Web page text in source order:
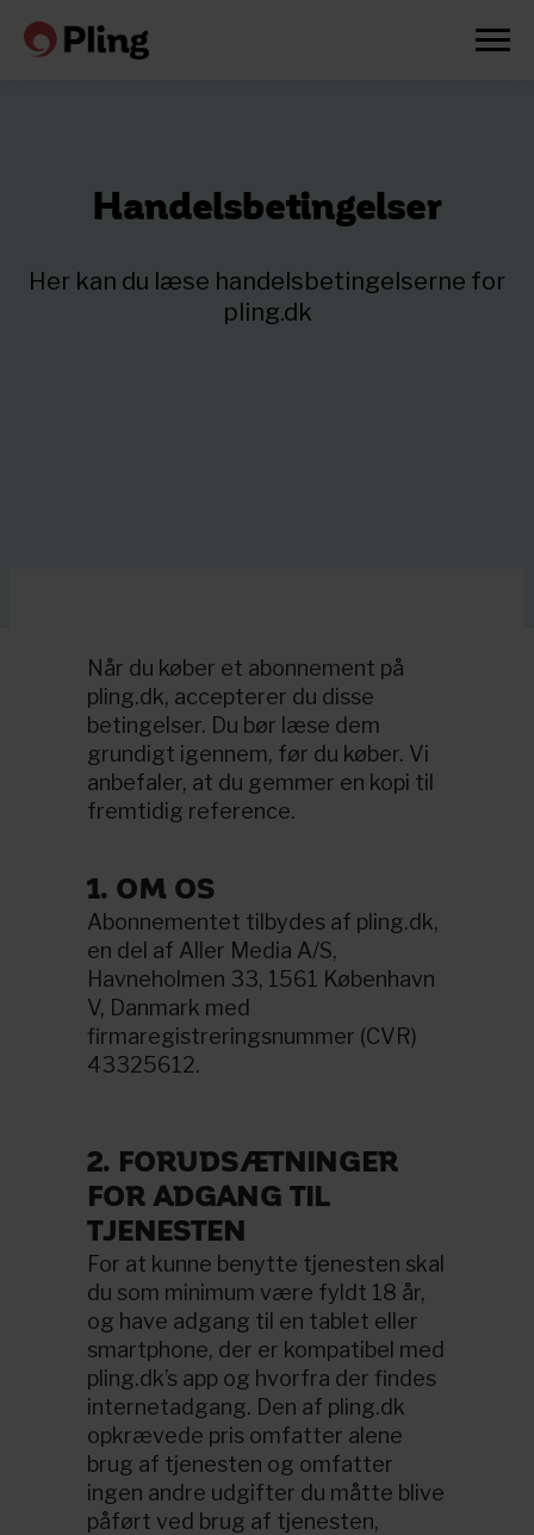
Handelsbetingelser
Her kan du læse handelsbetingelserne for
pling.dk
Når du køber et abonnement på
pling.dk, accepterer du disse
betingelser. Du bør læse dem
grundigt igennem, før du køber. Vi
anbefaler, at du gemmer en kopi til
fremtidig reference.
1. OM OS
Abonnementet tilbydes af pling.dk,
en del af Aller Media A/S,
Havneholmen 33, 1561 København
V, Danmark med
firmaregistreringsnummer (CVR)
43325612.
2. FORUDSÆTNINGER
FOR ADGANG TIL
TJENESTEN
For at kunne benytte tjenesten skal
du som minimum være fyldt 18 år,
og have adgang til en tablet eller
smartphone, der er kompatibel med
pling.dk’s app og hvorfra der findes
internetadgang. Den af pling.dk
opkrævede pris omfatter alene
brug af tjenesten og omfatter
ingen andre udgifter du måtte blive
påført ved brug af tjenesten,